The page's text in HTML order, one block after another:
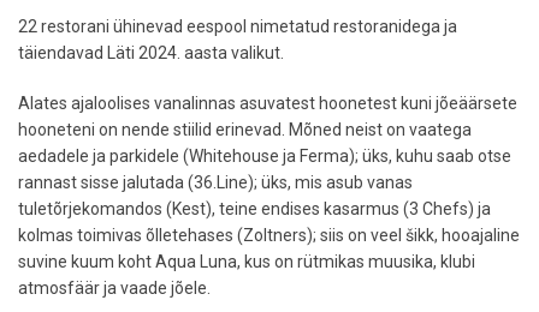
22 restorani ühinevad eespool nimetatud restoranidega ja
täiendavad Läti 2024. aasta valikut.
Alates ajaloolises vanalinnas asuvatest hoonetest kuni jõeäärsete
hooneteni on nende stiilid erinevad. Mõned neist on vaatega
aedadele ja parkidele (Whitehouse ja Ferma); üks, kuhu saab otse
rannast sisse jalutada (36.Line); üks, mis asub vanas
tuletõrjekomandos (Kest), teine endises kasarmus (3 Chefs) ja
kolmas toimivas õlletehases (Zoltners); siis on veel šikk, hooajaline
suvine kuum koht Aqua Luna, kus on rütmikas muusika, klubi
atmosfäär ja vaade jõele.